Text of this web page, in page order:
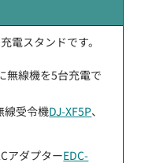
電スタンドです。
無線機を5台充電で
線受令機DJ-XF5P、
アダプターEDC-